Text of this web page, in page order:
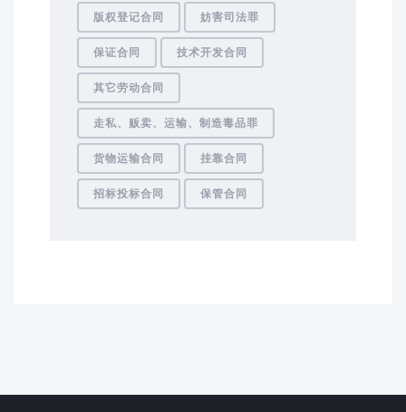
版权登记合同 妨害司法罪
保证合同 技术开发合同
其它劳动合同
走私、贩卖、运输、制造毒品罪
货物运输合同 挂靠合同
招标投标合同 保管合同